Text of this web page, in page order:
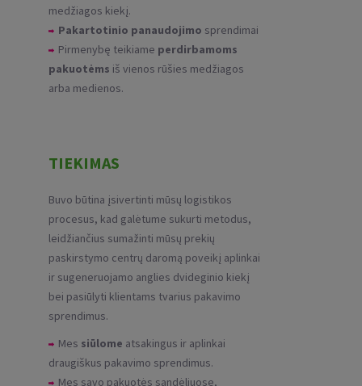
medžiagos kiekį.
Pakartotinio panaudojimo sprendimai
Pirmenybę teikiame perdirbamoms
pakuotėms iš vienos rūšies medžiagos
arba medienos.
TIEKIMAS
Buvo būtina įsivertinti mūsų logistikos
procesus, kad galėtume sukurti metodus,
leidžiančius sumažinti mūsų prekių
paskirstymo centrų daromą poveikį aplinkai
ir sugeneruojamo anglies dvideginio kiekį
bei pasiūlyti klientams tvarius pakavimo
sprendimus.
Mes siūlome atsakingus ir aplinkai
draugiškus pakavimo sprendimus.
Mes savo pakuotės sandėliuose,